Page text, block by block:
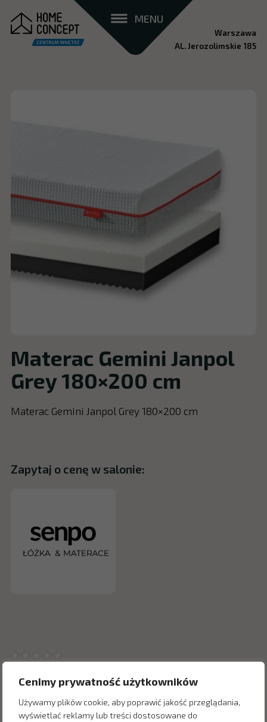
Cenimy prywatność użytkowników
Używamy plików cookie, aby poprawić jakość przeglądania,
wyświetlać reklamy lub treści dostosowane do
MENU
Warszawa
AL. Jerozolimskie 185
Materac Gemini Janpol
Grey 180×200 cm
Materac Gemini Janpol Grey 180×200 cm
Zapytaj o cenę w salonie: